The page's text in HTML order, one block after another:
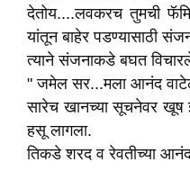
देतोय....लवकरच तुमची
यांतून बाहेर पडण्यासाठी
त्याने संजनाकडे बघत
" जमेल सर...मला आनंद
सारेच खानच्या सूचनेवर
हसू लागला.
तिकडे शरद व रेवतीच्या